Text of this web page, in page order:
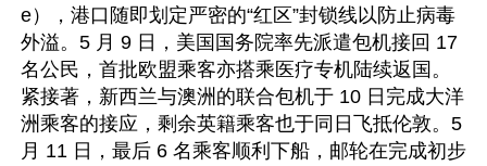
e），港口随即划定严密的“红区”封锁线以防止病毒
外溢。5 月 9 日，美国国务院率先派遣包机接回 17
名公民，首批欧盟乘客亦搭乘医疗专机陆续返国。
紧接著，新西兰与澳洲的联合包机于 10 日完成大洋
洲乘客的接应，剩余英籍乘客也于同日飞抵伦敦。5
月 11 日，最后 6 名乘客顺利下船，邮轮在完成初步